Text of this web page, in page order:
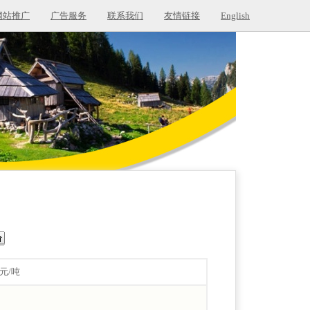
站推广 广告服务 联系我们 友情链接 English
/吨